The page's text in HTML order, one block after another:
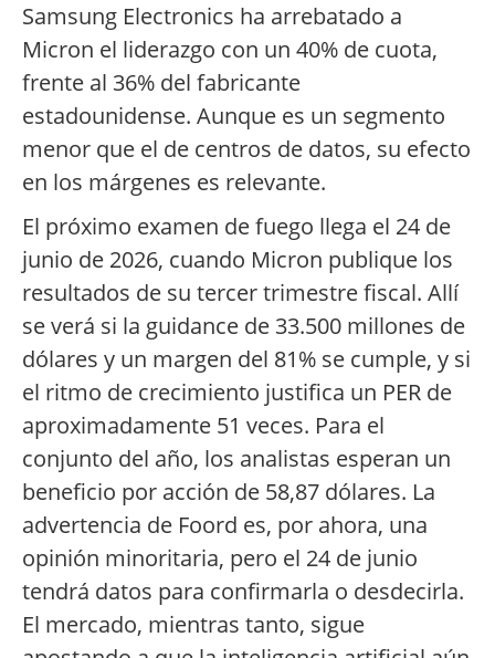
Samsung Electronics ha arrebatado a
Micron el liderazgo con un 40% de cuota,
frente al 36% del fabricante
estadounidense. Aunque es un segmento
menor que el de centros de datos, su efecto
en los márgenes es relevante.
El próximo examen de fuego llega el 24 de
junio de 2026, cuando Micron publique los
resultados de su tercer trimestre fiscal. Allí
se verá si la guidance de 33.500 millones de
dólares y un margen del 81% se cumple, y si
el ritmo de crecimiento justifica un PER de
aproximadamente 51 veces. Para el
conjunto del año, los analistas esperan un
beneficio por acción de 58,87 dólares. La
advertencia de Foord es, por ahora, una
opinión minoritaria, pero el 24 de junio
tendrá datos para confirmarla o desdecirla.
El mercado, mientras tanto, sigue